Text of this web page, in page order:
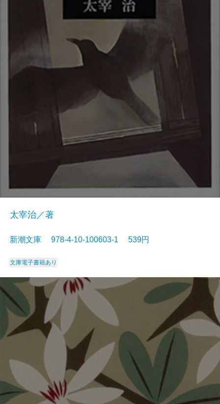
太宰治／著
新潮文庫 978-4-10-100603-1 539円
文庫電子書籍あり